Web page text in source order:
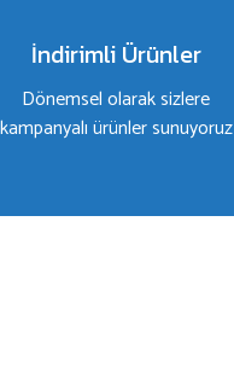
olmalı.
İndirimli Ürünler
Dönemsel olarak sizlere
kampanyalı ürünler sunuyoruz